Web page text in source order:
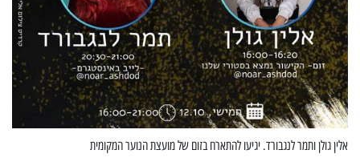
אלין גולן ותמר לנגבורד. יגיעו להתארח בזום של מועצת הנוער המקומית